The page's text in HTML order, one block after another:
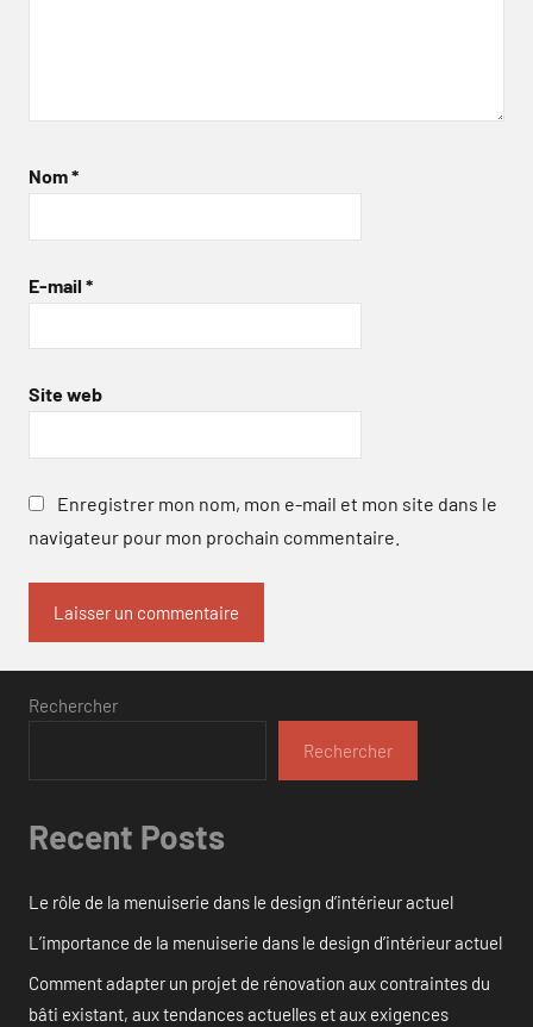
Nom*
E-mail *
Site web
Enregistrer mon nom, mon e-mail et mon site dans le
navigateur pour mon prochain commentaire.
Rechercher
Rechercher
Recent Posts
Le rôle de la menuiserie dans le design d’intérieur actuel
L’importance de la menuiserie dans le design d’intérieur actuel
Comment adapter un projet de rénovation aux contraintes du
bâti existant, aux tendances actuelles et aux exigences